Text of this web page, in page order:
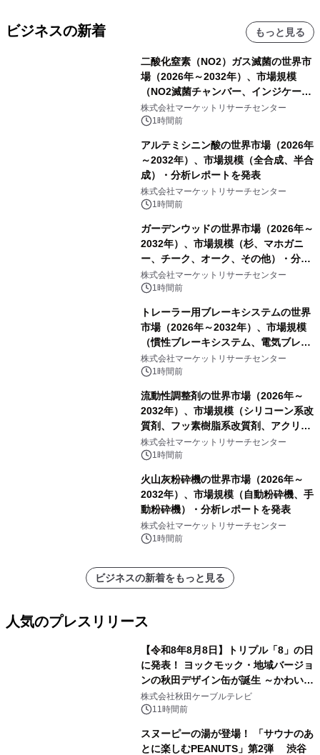
ビジネスの新着 もっと見る
二酸化窒素（NO2）ガス滅菌の世界市
場（2026年～2032年）、市場規模
（NO2滅菌チャンバー、インジケータ
ーおよびモニタリングシステム、その
他）・分析レポートを発表
株式会社マーケットリサーチセンター
1時間前
アルテミシニン酸の世界市場（2026年
～2032年）、市場規模（全合成、半合
成）・分析レポートを発表
株式会社マーケットリサーチセンター
1時間前
ガーデンウッドの世界市場（2026年～
2032年）、市場規模（杉、マホガニ
ー、チーク、オーク、その他）・分析
レポートを発表
株式会社マーケットリサーチセンター
1時間前
トレーラー用ブレーキシステムの世界
市場（2026年～2032年）、市場規模
（慣性ブレーキシステム、電気ブレー
キシステム、その他）・分析レポート
を発表
株式会社マーケットリサーチセンター
1時間前
流動性調整剤の世界市場（2026年～
2032年）、市場規模（シリコーン系改
質剤、フッ素樹脂系改質剤、アクリル
系改質剤、ポリウレタン系改質剤、ワ
ックス系改質剤）・分析レポートを発
株式会社マーケットリサーチセンター
1時間前
火山灰粉砕機の世界市場（2026年～
2032年）、市場規模（自動粉砕機、手
動粉砕機）・分析レポートを発表
株式会社マーケットリサーチセンター
1時間前
ビジネスの新着をもっと見る
人気のプレスリリース
【令和8年8月8日】トリプル「8」の日
に発表！ ヨックモック・地域バージョ
ンの秋田デザイン缶が誕生 ～かわいい
秋田犬の子犬と秋田の四季と名所を巡
るパッケージ～ 9月1日(火)秋田県内で
株式会社秋田ケーブルテレビ
11時間前
スヌーピーの湯が登場！ 「サウナのあ
とに楽しむPEANUTS」第2弾 渋谷